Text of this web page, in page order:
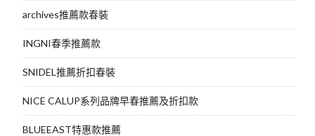
archives推薦款春裝
INGNI春季推薦款
SNIDEL推薦折扣春裝
NICE CALUP系列品牌早春推薦及折扣款
BLUEEAST特惠款推薦